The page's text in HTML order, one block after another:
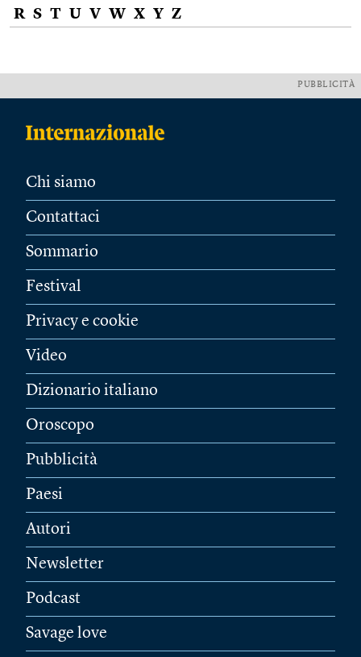
R S T U V W X Y Z
PUBBLICITÀ
Chi siamo
Contattaci
Sommario
Festival
Privacy e cookie
Video
Dizionario italiano
Oroscopo
Pubblicità
Paesi
Autori
Newsletter
Podcast
Savage love